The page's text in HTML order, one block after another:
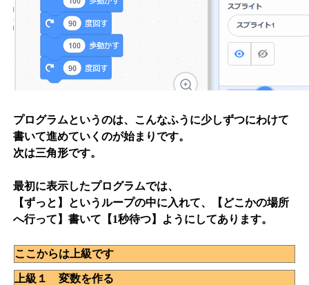
プログラムというのは、こんなふうに少しずつにわけて
書いて進めていくのが始まりです。
次は三角形です。
最初に表示したプログラムでは、
【ずっと】というループの中に入れて、【どこかの場所
へ行って】書いて【1秒待つ】ようにしてあります。
ここからは上級です
上級１ 変数を作る